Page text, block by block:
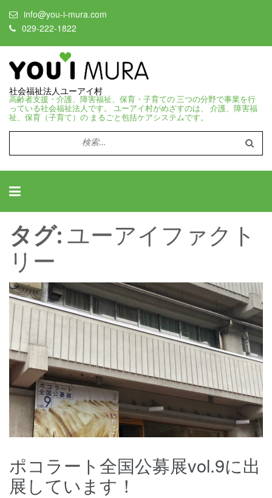
info@you-i-mura.com
029-222-1822
社会福祉法人ユーアイ村
高齢者支援・介護、障害福祉、保育・子育ての 三つの分野で事業を行
っている社会福祉法人です。 ユーアイ村がめざすのは、 介護、障害福
祉、保育（子育て）の まるごと包括ケアシステムです。
検
索:
タグ: ユーアイファクト
リー
ポコラート全国公募展vol.9に出
展しています！